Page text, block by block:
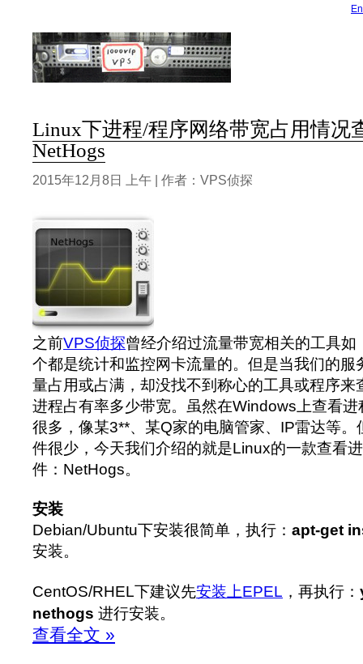
Linux下进程/程序网络带宽占用情况
NetHogs
2015年12月8日 上午 | 作者：VPS侦探
之前VPS侦探曾经介绍过流量带宽相关的工具如
个都是统计和监控网卡流量的。但是当我们的服
量占用或占满，却没找不到称心的工具或程序来
进程占有率多少带宽。虽然在Windows上查看
很多，像某3**、某Q家的电脑管家、IP雷达等
件很少，今天我们介绍的就是Linux的一款查看
件：NetHogs。
安装
Debian/Ubuntu下安装很简单，执行： apt-get
安装。
CentOS/RHEL下建议先安装上EPEL ，再执行：
nethogs 进行安装。
查看全文 »